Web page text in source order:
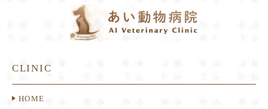
CLINIC
HOME